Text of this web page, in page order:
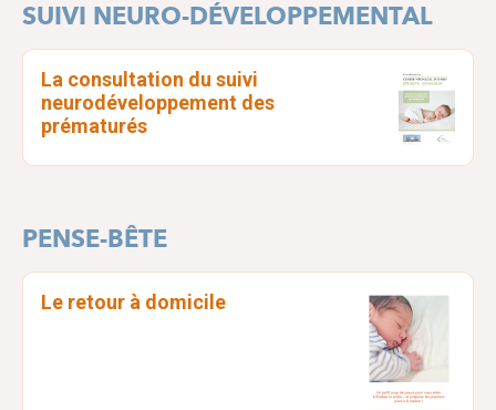
SUIVI NEURO-DÉVELOPPEMENTAL
La consultation du suivi
neurodéveloppement des
prématurés
PENSE-BÊTE
Le retour à domicile